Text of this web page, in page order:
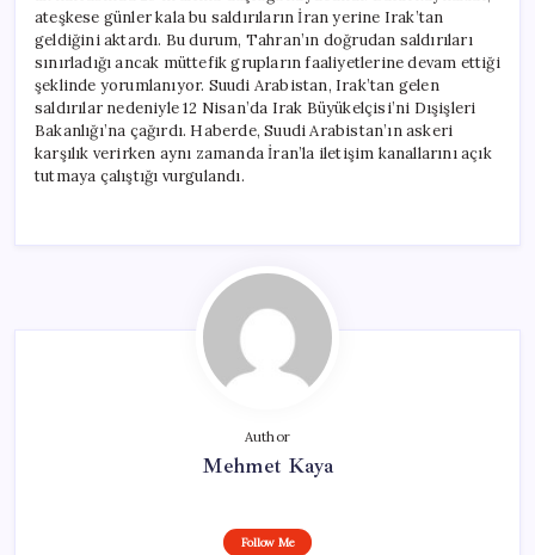
ateşkese günler kala bu saldırıların İran yerine Irak’tan
geldiğini aktardı. Bu durum, Tahran’ın doğrudan saldırıları
sınırladığı ancak müttefik grupların faaliyetlerine devam ettiği
şeklinde yorumlanıyor. Suudi Arabistan, Irak’tan gelen
saldırılar nedeniyle 12 Nisan’da Irak Büyükelçisi’ni Dışişleri
Bakanlığı’na çağırdı. Haberde, Suudi Arabistan’ın askeri
karşılık verirken aynı zamanda İran’la iletişim kanallarını açık
tutmaya çalıştığı vurgulandı.
Author
Mehmet Kaya
Follow Me